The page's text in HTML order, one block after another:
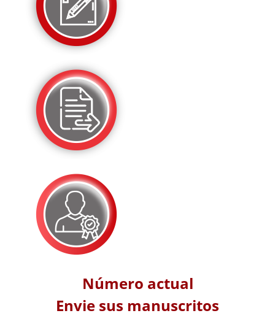
Número actual
Envie sus manuscritos